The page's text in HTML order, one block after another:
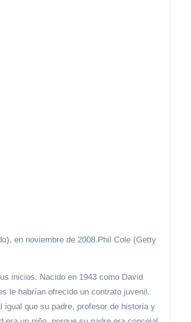
en noviembre de 2008.Phil Cole (Getty
inicios. Nacido en 1943 como David
le habrían ofrecido un contrato juvenil.
igual que su padre, profesor de historia y